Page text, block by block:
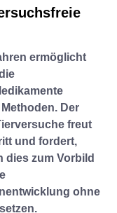
ermöglicht
Der
freut
und fordert,
dies zum Vorbild
ohne